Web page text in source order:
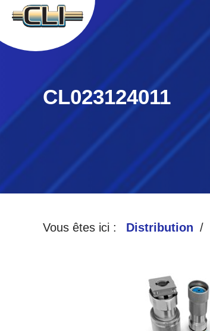
CL023124011
Vous êtes ici : Distribution